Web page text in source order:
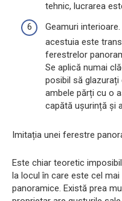
tehnic, lucrarea
Geamuri
acestuia este
ferestrelor
Se aplică numai
posibil să
ambele părți cu o
capătă ușurință și
Imitația unei ferestre
Este chiar teoretic
la locul în care este cel
panoramice. Există prea